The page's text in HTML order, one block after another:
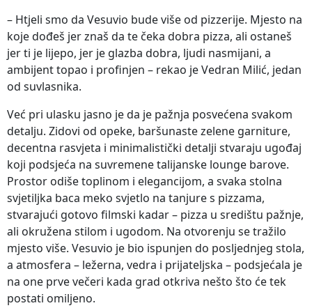
– Htjeli smo da Vesuvio bude više od pizzerije. Mjesto na
koje dođeš jer znaš da te čeka dobra pizza, ali ostaneš
jer ti je lijepo, jer je glazba dobra, ljudi nasmijani, a
ambijent topao i profinjen – rekao je Vedran Milić, jedan
od suvlasnika.
Već pri ulasku jasno je da je pažnja posvećena svakom
detalju. Zidovi od opeke, baršunaste zelene garniture,
decentna rasvjeta i minimalistički detalji stvaraju ugođaj
koji podsjeća na suvremene talijanske lounge barove.
Prostor odiše toplinom i elegancijom, a svaka stolna
svjetiljka baca meko svjetlo na tanjure s pizzama,
stvarajući gotovo filmski kadar – pizza u središtu pažnje,
ali okružena stilom i ugodom. Na otvorenju se tražilo
mjesto više. Vesuvio je bio ispunjen do posljednjeg stola,
a atmosfera – ležerna, vedra i prijateljska – podsjećala je
na one prve večeri kada grad otkriva nešto što će tek
postati omiljeno.